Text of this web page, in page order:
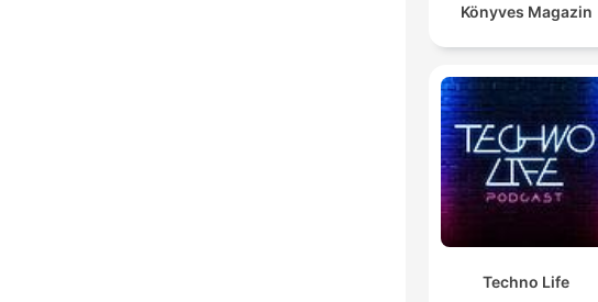
Könyves Magazin
Techno Life